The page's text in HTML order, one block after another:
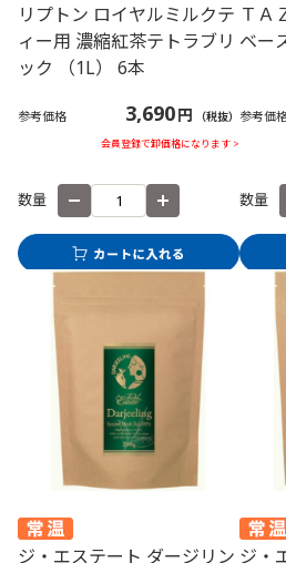
リプトン ロイヤルミルクテ
ィー用 濃縮紅茶テトラブリ
ック （1L） 6本
参考価格 3,690円 （税抜）
会員登録で卸価格になります >
数量
ＴＡ
ベー
参考価
数量
ジ・エステート ダージリン
ジ・